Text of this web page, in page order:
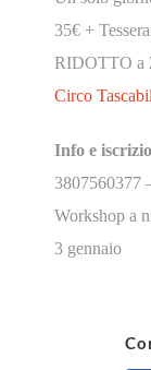
35€ +
RIDOTTO a
Circo
Info e
3807560377
Workshop a
3 gennaio